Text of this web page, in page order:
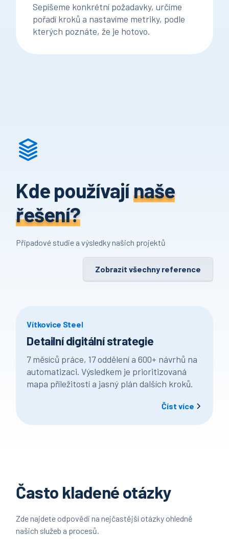
Sepíšeme konkrétní požadavky, určíme
pořadí kroků a nastavíme metriky, podle
kterých poznáte, že je hotovo.
Kde používajínaše
řešení?
Případové studie a výsledky našich projektů
Zobrazit všechny reference
Vítkovice Steel
Detailní digitální strategie
7 měsíců práce, 17 oddělení a 600+ návrhů na
automatizaci. Výsledkem je prioritizovaná
mapa příležitostí a jasný plán dalších kroků.
Číst více
Často kladené otázky
Zde najdete odpovědi na nejčastější otázky ohledně
našich služeb a procesů.